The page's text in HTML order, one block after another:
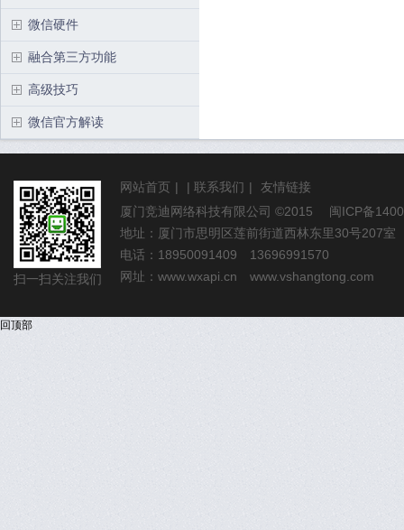
微信硬件
融合第三方功能
高级技巧
微信官方解读
扫一扫关注我们
网站首页 | | 联系我们 |
友情链接
厦门竞迪网络科技有限公司 ©2015 闽ICP备
地址：厦门市思明区莲前街道西林东里30号207室
电话：18950091409 13696991570
网址： www.wxapi.cn www.vshangtong.com
回顶部